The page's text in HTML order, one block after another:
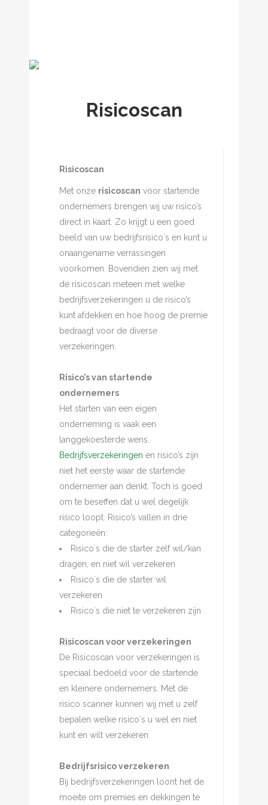
Risicoscan
Risicoscan
Met onze risicoscan voor startende
ondernemers brengen wij uw risico’s
direct in kaart. Zo krijgt u een goed
beeld van uw bedrijfsrisico´s en kunt u
onaangename verrassingen
voorkomen. Bovendien zien wij met
de risicoscan meteen met welke
bedrijfsverzekeringen u de risico’s
kunt afdekken en hoe hoog de premie
bedraagt voor de diverse
verzekeringen.
Risico’s van startende
ondernemers
Het starten van een eigen
onderneming is vaak een
langgekoesterde wens.
Bedrijfsverzekeringen en risico’s zijn
niet het eerste waar de startende
ondernemer aan denkt. Toch is goed
om te beseffen dat u wel degelijk
risico loopt. Risico’s vallen in drie
categorieën:
Risico´s die de starter zelf wil/kan
dragen, en niet wil verzekeren
Risico´s die de starter wil
verzekeren
Risico´s die niet te verzekeren zijn
Risicoscan voor verzekeringen
De Risicoscan voor verzekeringen is
speciaal bedoeld voor de startende
en kleinere ondernemers. Met de
risico scanner kunnen wij met u zelf
bepalen welke risico´s u wel en niet
kunt en wilt verzekeren.
Bedrijfsrisico verzekeren
Bij bedrijfsverzekeringen loont het de
moeite om premies en dekkingen te